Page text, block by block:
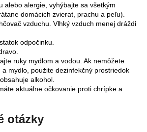
alebo alergie, vyhýbajte sa všetkým
domácich zvierat, prachu a peľu).
vzduchu. Vlhký vzduch menej dráždi
odpočinku.
ruky mydlom a vodou. Ak nemôžete
mydlo, použite dezinfekčný prostriedok
alkohol.
aktuálne očkovanie proti chrípke a
otázky